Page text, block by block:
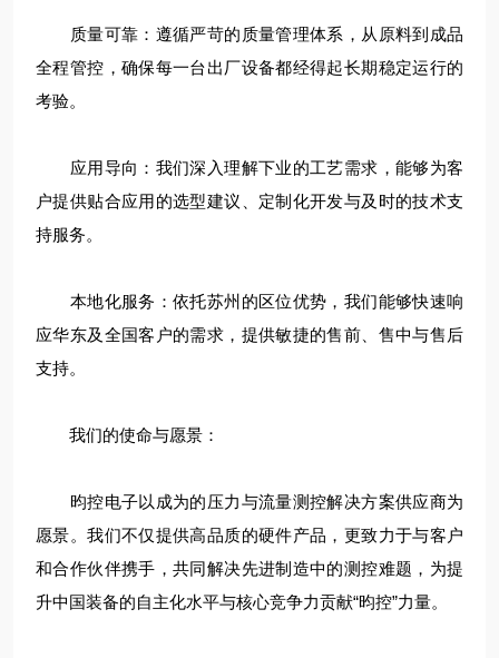
质量可靠：遵循严苛的质量管理体系，从原料到成品
全程管控，确保每一台出厂设备都经得起长期稳定运行的
考验。
应用导向：我们深入理解下业的工艺需求，能够为客
户提供贴合应用的选型建议、定制化开发与及时的技术支
持服务。
本地化服务：依托苏州的区位优势，我们能够快速响
应华东及全国客户的需求，提供敏捷的售前、售中与售后
支持。
我们的使命与愿景：
昀控电子以成为的压力与流量测控解决方案供应商为
愿景。我们不仅提供高品质的硬件产品，更致力于与客户
和合作伙伴携手，共同解决先进制造中的测控难题，为提
升中国装备的自主化水平与核心竞争力贡献“昀控”力量。